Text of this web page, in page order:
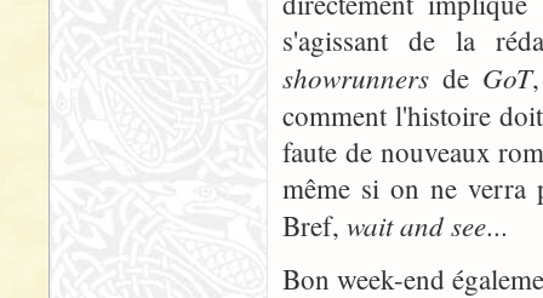
s'agissant de la
showrunnersde GoT
comment l'histoire
faute de nouveaux
même si on ne verra
Bref, wait and see...
Bon week-end